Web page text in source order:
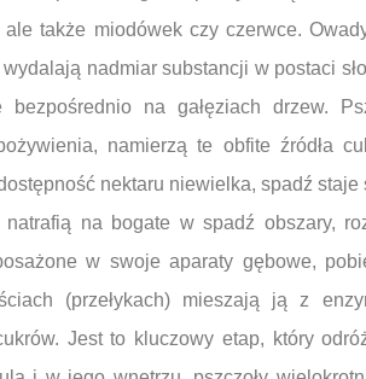
ale także miodówek czy czerwce.
wydalają nadmiar substancji w postaci
bezpośrednio na gałęziach drzew.
namierzą te obfite źródła
nektaru niewielka, spadź
natrafią na bogate w spadź obszary,
w swoje aparaty gębowe,
(przełykach) mieszają ją z
Jest to kluczowy etap, który